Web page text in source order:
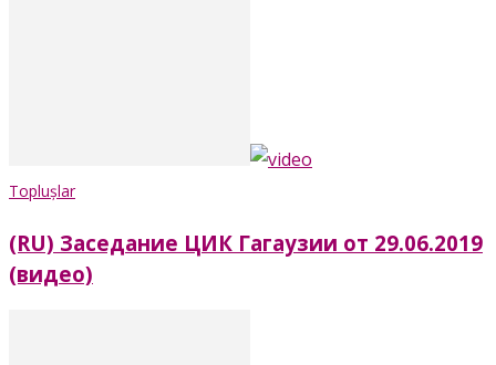
Toplușlar
(RU) Заседание ЦИК Гагаузии от 29.06.2019
(видео)